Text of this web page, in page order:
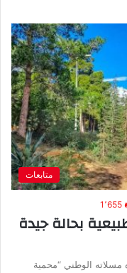
متابعات
1٬655
بحالة جيدة
الوطني “محمية